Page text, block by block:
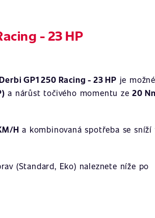
- 23 HP
GP1 250 Racing - 23 HP je
a nárůst točivého momentu ze20
H a kombinovaná spotřeba se sníží
(Standard, Eko) naleznete níže po